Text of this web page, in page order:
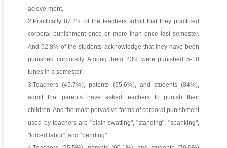
acieve-ment.
2.Practically 87.2% of the teachers admit that they practiced
corporal punishment once or more than once last semester.
And 92.8% of the students acknowledge that they have been
punished corporally. Among them 23% were punished 5-10
tunes in a semester.
3.Teachers (45.7%), patents (55.6%), and students (84%),
admit that parents have asked teachers to punish their
children. And the most pervasive forms of corporal punishment
used by teachers are "plain swatting", "standing", "spanking",
"forced labor", and "bending".